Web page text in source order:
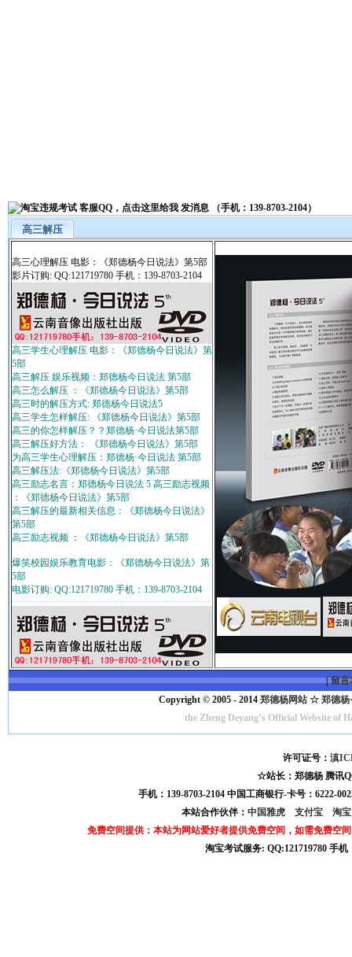
高三解压
高三心理解压 电影：《郑德杨今日说法》第5部
影片订购: QQ:121719780 手机：139-8703-2104
高三学生心理解压 电影：《郑德杨今日说法》第
5部
高三解压 娱乐视频：郑德杨今日说法 第5部
高三怎么解压 ：《郑德杨今日说法》第5部
高三时的解压方式: 郑德杨今日说法5
高三学生怎样解压: 《郑德杨今日说法》第5部
高三的你怎样解压？？郑德杨·今日说法第5部
高三解压好方法： 《郑德杨今日说法》第5部
为高三学生心理解压：郑德杨·今日说法 第5部
高三解压法:《郑德杨今日说法》第5部
高三励志名言：郑德杨今日说法 5 高三励志视频
：《郑德杨今日说法》第5部
高三解压的最新相关信息：《郑德杨今日说法》
第5部
高三励志视频 ：《郑德杨今日说法》第5部
爆笑校园娱乐教育电影：《郑德杨今日说法》第
5部
电影订购: QQ:121719780 手机：139-8703-2104
|留言
Copyright © 2005 - 2014 郑德杨网站 ☆ 郑德杨
the Zheng Deyang’s Official Website
许可证号：滇
☆站长：郑德杨 腾讯
手机：139-8703-2104 中国工商银行-卡号：6222-
本站合作伙伴： 中国雅虎 支付宝
淘
免费空间提供：本站为网站爱好者提供免费空间，如需免费空
淘宝考试服务: QQ:121719780 手